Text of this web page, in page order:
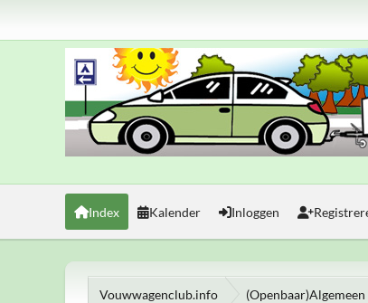
Index Kalender Inloggen
Vouwwagenclub.info (Openbaar)Algemeen